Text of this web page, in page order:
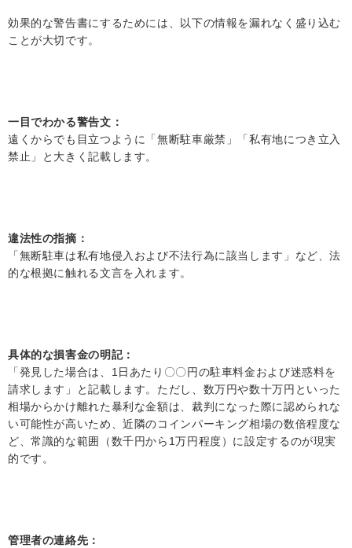
効果的な警告書にするためには、以下の情報を漏れなく盛り込む
ことが大切です。
一目でわかる警告文 ：
遠くからでも目立つように「無断駐車厳禁」「私有地につき立入
禁止」と大きく記載します。
違法性の指摘 ：
「無断駐車は私有地侵入および不法行為に該当します」など、法
的な根拠に触れる文言を入れます。
具体的な損害金の明記：
「発見した場合は、1日あたり〇〇円の駐車料金および迷惑料を
請求します」と記載します。ただし、数万円や数十万円といった
相場からかけ離れた暴利な金額は、裁判になった際に認められな
い可能性が高いため、近隣のコインパーキング相場の数倍程度な
ど、常識的な範囲（数千円から1万円程度）に設定するのが現実
的です。
管理者の連絡先：